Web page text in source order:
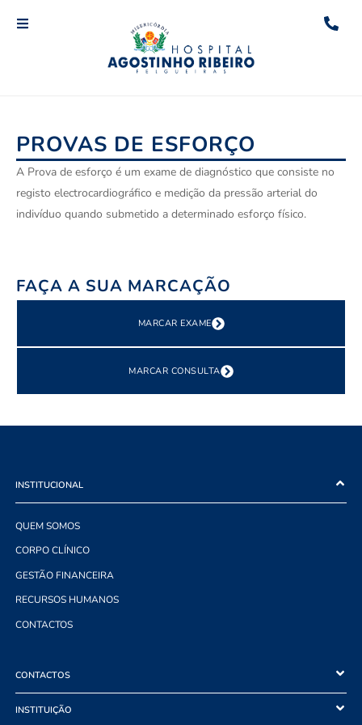
PROVAS DE ESFORÇO
A Prova de esforço é um exame de diagnóstico que consiste no
registo electrocardiográfico e medição da pressão arterial do
indivíduo quando submetido a determinado esforço físico.
FAÇA A SUA MARCAÇÃO
MARCAR EXAME
MARCAR CONSULTA
INSTITUCIONAL
QUEM SOMOS
CORPO CLÍNICO
GESTÃO FINANCEIRA
RECURSOS HUMANOS
CONTACTOS
CONTACTOS
INSTITUIÇÃO